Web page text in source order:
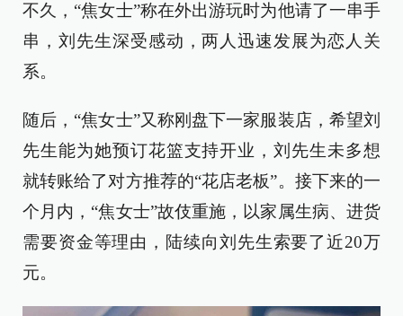
不久，“焦女士”称在外出游玩时为他请了一串手
串，刘先生深受感动，两人迅速发展为恋人关
系。
随后，“焦女士”又称刚盘下一家服装店，希望刘
先生能为她预订花篮支持开业，刘先生未多想
就转账给了对方推荐的“花店老板”。接下来的一
个月内，“焦女士”故伎重施，以家属生病、进货
需要资金等理由，陆续向刘先生索要了近20万
元。